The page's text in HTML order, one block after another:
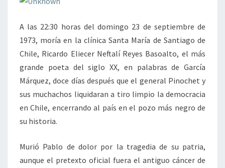
A las 22:30 horas del domingo 23 de septiembre de
1973, moría en la clínica Santa María de Santiago de
Chile, Ricardo Eliecer Neftalí Reyes Basoalto, el más
grande poeta del siglo XX, en palabras de García
Márquez, doce días después que el general Pinochet y
sus muchachos liquidaran a tiro limpio la democracia
en Chile, encerrando al país en el pozo más negro de
su historia.
Murió Pablo de dolor por la tragedia de su patria,
aunque el pretexto oficial fuera el antiguo cáncer de